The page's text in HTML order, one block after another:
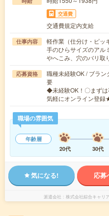
交通費
交通費規定内支給
仕事内容
軽作業（仕分け・ピッ
手のひらサイズのアル
やへこみ、穴のバリ
応募資格
職種未経験OK / ブラ
要
◆未経験OK！〇まず
気軽にオンライン登
職場の雰囲気
年齢層
20代
30代
気になる! 応募
派遣会社 株式会社綜合キャリ